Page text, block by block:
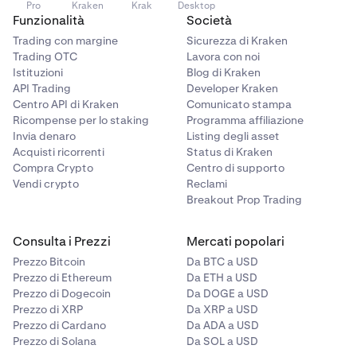
Beholder.
4
Fatto! Il tuo account Beholder è pronto per ricevere
fondi. I tuoi indirizzi wallet sono stati generati e puoi
visualizzarli e copiarli cliccando sull'icona
alto a destra.
2
Verrai reindirizzato alla pagina di accesso di Kraken:
accedi al tuo account di Kraken. Dopo aver inserito
le tue credenziali, potrebbe esserti richiesta una
conferma via email.
3
Dopo aver effettuato l'accesso al tuo account di
Kraken, verrai reindirizzato automaticamente su
Beholder con l'account collegato correttamente.
wallet.
Se vuoi
un wallet, seleziona questa
opzione, inserisci l'indirizzo/dominio e assegna un
nome al wallet (facoltativo).
Se vuoi
connettere
un wallet, passa al passaggio
successivo.
3
Se scegli di connettere un wallet, seleziona questa
opzione e scegli il tuo provider di wallet.
2
Nella pagina Impostazioni puoi modificare i metodi
di accesso, le connessioni dell'account, passkey e
2FA, e visualizzare o esportare la tua chiave privata.
Pro Kraken Krak Desktop
Funzionalità
Trading con margine
Trading OTC
Istituzioni
API Trading
Centro API di Kraken
Ricompense per lo staking
Invia denaro
Acquisti ricorrenti
Compra Crypto
Vendi crypto
Società
Sicurezza di Kraken
Lavora con noi
Blog di Kraken
Developer Kraken
Comunicato stampa
Programma affiliazione
Listing degli asset
Status di Kraken
Centro di supporto
Reclami
Breakout Prop Trading
Consulta i Prezzi
Prezzo Bitcoin
Prezzo di Ethereum
Prezzo di Dogecoin
Prezzo di XRP
Prezzo di Cardano
Prezzo di Solana
Mercati popolari
Da BTC a USD
Da ETH a USD
Da DOGE a USD
Da XRP a USD
Da ADA a USD
Da SOL a USD